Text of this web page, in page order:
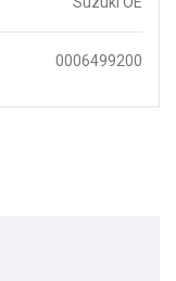
0006499200